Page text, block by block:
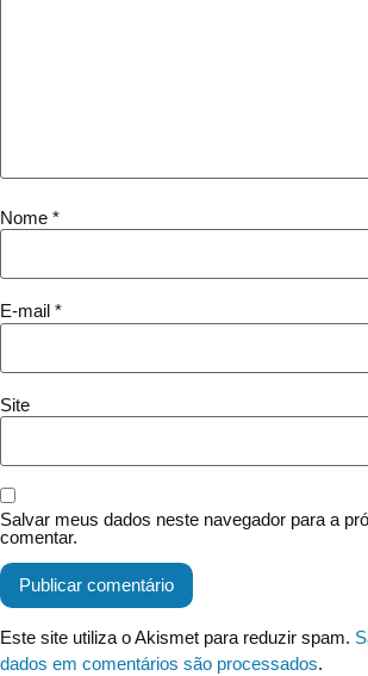
Nome *
E-mail *
Site
Salvar meus dados neste navegador para a
comentar.
Este site utiliza o Akismet para reduzir spam.
dados em comentários são processados.